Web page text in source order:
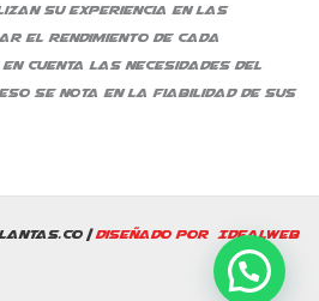
su experiencia en las
el rendimiento de cada
cuenta las necesidades del
se nota en la fiabilidad de sus
|Diseñado por IdealWeb